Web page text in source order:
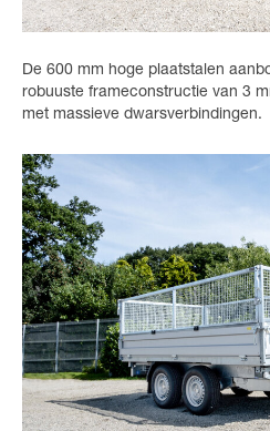
De 600 mm hoge plaatstalen
robuuste frameconstructie van 3
met massieve dwarsverbindingen.